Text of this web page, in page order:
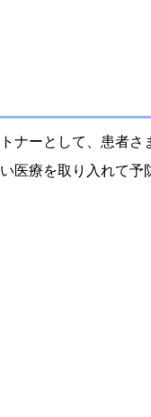
ナーとして、患者さ
医療を取り入れて予